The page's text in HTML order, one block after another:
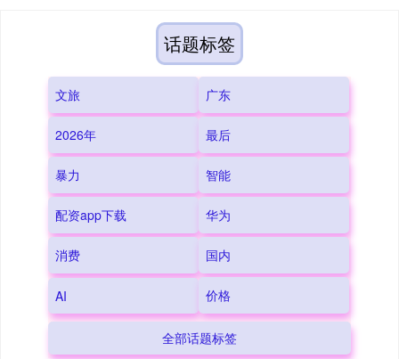
话题标签
文旅 广东
2026年 最后
暴力 智能
配资app下载 华为
消费 国内
AI 价格
全部话题标签